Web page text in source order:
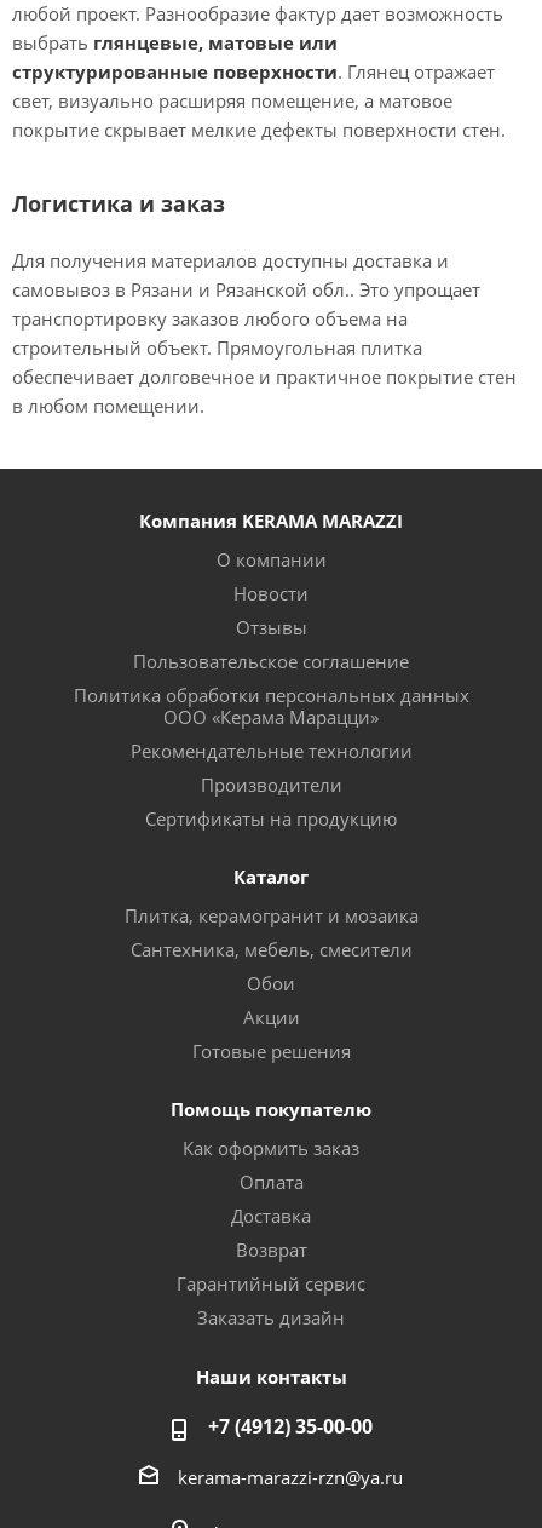
любой проект. Разнообразие фактур дает возможность
выбрать глянцевые, матовые или
структурированные поверхности. Глянец отражает
свет, визуально расширяя помещение, а матовое
покрытие скрывает мелкие дефекты поверхности стен.
Логистика и заказ
Для получения материалов доступны доставка и
самовывоз в Рязани и Рязанской обл.. Это упрощает
транспортировку заказов любого объема на
строительный объект. Прямоугольная плитка
обеспечивает долговечное и практичное покрытие стен
в любом помещении.
Компания KERAMA MARAZZI
О компании
Новости
Отзывы
Пользовательское соглашение
Политика обработки персональных данных
ООО «Керама Марацци»
Рекомендательные технологии
Производители
Сертификаты на продукцию
Каталог
Плитка, керамогранит и мозаика
Сантехника, мебель, смесители
Обои
Акции
Готовые решения
Помощь покупателю
Как оформить заказ
Оплата
Доставка
Возврат
Гарантийный сервис
Заказать дизайн
Наши контакты
+7 (4912) 35-00-00
kerama-marazzi-rzn@ya.ru